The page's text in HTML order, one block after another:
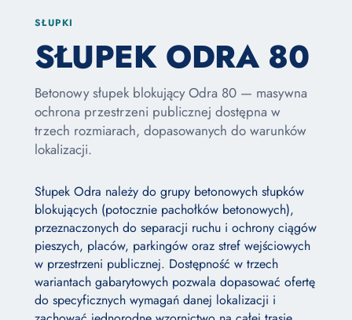
SŁUPKI
SŁUPEK ODRA 80
Betonowy słupek blokujący Odra 80 — masywna
ochrona przestrzeni publicznej dostępna w
trzech rozmiarach, dopasowanych do warunków
lokalizacji.
Słupek Odra należy do grupy betonowych słupków
blokujących (potocznie pachołków betonowych),
przeznaczonych do separacji ruchu i ochrony ciągów
pieszych, placów, parkingów oraz stref wejściowych
w przestrzeni publicznej. Dostępność w trzech
wariantach gabarytowych pozwala dopasować ofertę
do specyficznych wymagań danej lokalizacji i